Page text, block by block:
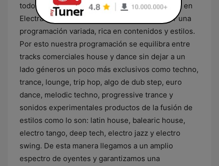
todos. Propuesta Musical El elemento principal en
ElectraFM es la música, trabajamos por emitir una
programación variada, rica en contenidos y estilos.
Por esto nuestra programación se equilibra entre
tracks comerciales house y dance sin dejar a un
lado géneros un poco más exclusivos como techno,
trance, lounge, trip hop, algo de dub step, euro
dance, melodic techno, progressive trance y
sonidos experimentales productos de la fusión de
estilos como lo son: latin house, balearic house,
electro tango, deep tech, electro jazz y electro
swing. De esta manera llegamos a un amplio
espectro de oyentes y garantizamos una